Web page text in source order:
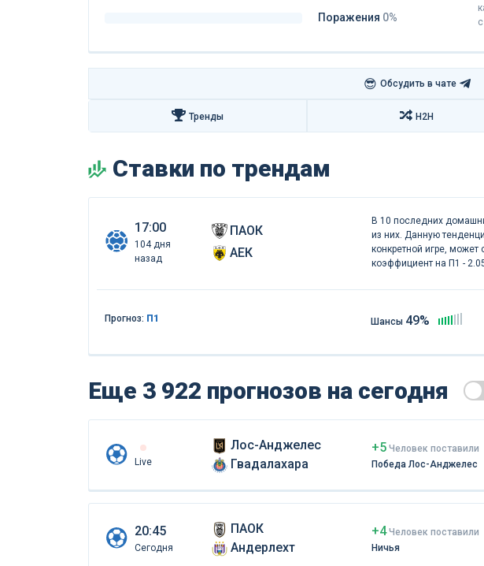
Поражения 0%
😎 Обсудить в чате
Тренды H2H
Ставки по трендам
17:00
104 дня
назад
ПАОК
АЕК
В 10 последних
из них. Данную
конкретной игре, может
коэффициент на П1 -
Прогноз: П1 Шансы 49%
Еще 3 922 прогнозов на сегодня
Live
Лос-Анджелес
Гвадалахара
+5 Человек поставили
Победа Лос-Анджелес
20:45
Сегодня
ПАОК
Андерлехт
+4 Человек поставили
Ничья